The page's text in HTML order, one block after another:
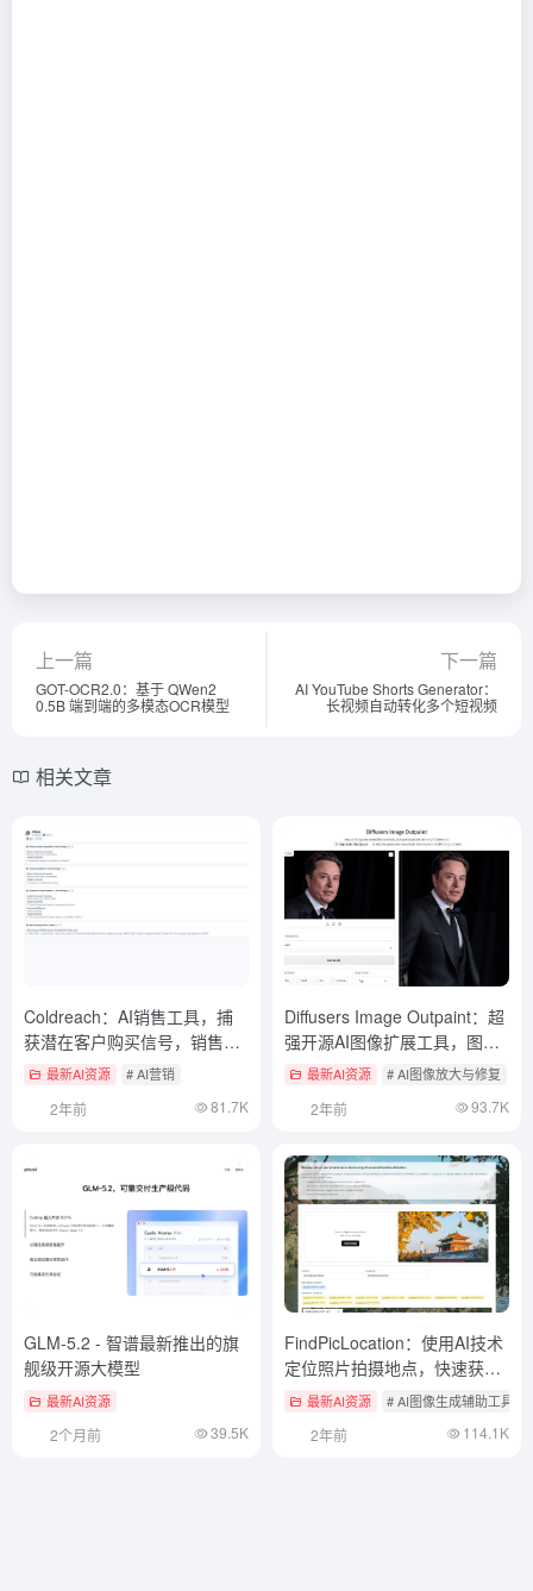
上一篇
GOT-OCR2.0：基于 QWen2
0.5B 端到端的多模态OCR模型
下一篇
AI YouTube Shorts Generator：
长视频自动转化多个短视频
相关文章
Coldreach：AI销售工具，捕
获潜在客户购买信号，销售自
动化最新AI资源 # AI营销
2年前 81.7K
Diffusers Image Outpaint：超
强开源AI图像扩展工具，图像
外绘（image outpainting）
最新AI资源 # AI图像放大与修复
2年前 93.7K
GLM-5.2 - 智谱最新推出的旗
舰级开源大模型
最新AI资源
2个月前 39.5K
FindPicLocation：使用AI技术
定位照片拍摄地点，快速获取
片GPS定位
最新AI资源 # AI图像生成辅助工具
2年前 114.1K